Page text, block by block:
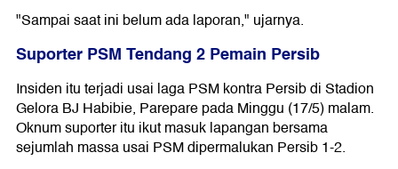
"Sampai saat ini belum ada laporan," ujarnya.
Suporter PSM Tendang 2 Pemain Persib
Insiden itu terjadi usai laga PSM kontra Persib di Stadion
Gelora BJ Habibie, Parepare pada Minggu (17/5) malam.
Oknum suporter itu ikut masuk lapangan bersama
sejumlah massa usai PSM dipermalukan Persib 1-2.